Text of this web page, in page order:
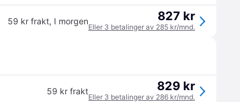
59 kr frakt, I morgen 827 kr
Eller 3 betalinger av 285 kr/mnd.
59 kr frakt 829 kr
Eller 3 betalinger av 286 kr/mnd.